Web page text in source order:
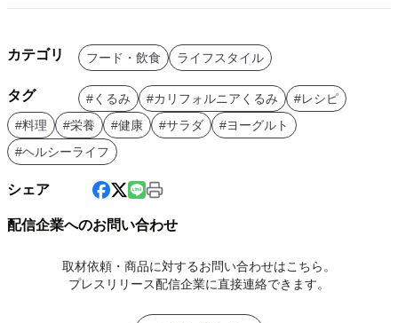
カテゴリ フード・飲食 ライフスタイル
タグ #くるみ #カリフォルニアくるみ
#レシピ
#料理
#栄養 #健康 #サラダ
#ヨーグルト
#ヘルシーライフ
シェア
配信企業へのお問い合わせ
取材依頼・商品に対するお問い合わせはこちら。
プレスリリース配信企業に直接連絡できます。